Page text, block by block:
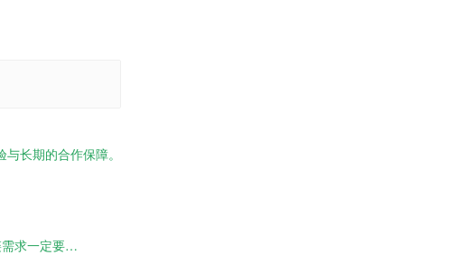
长期的合作保障。
快看，这家靠谱的无尘拖链生产企业，有无尘拖链需求一定要来！